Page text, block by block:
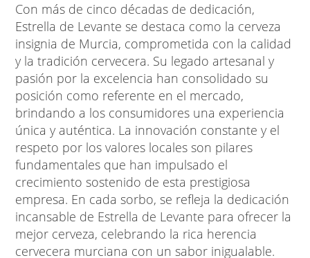
Con más de cinco décadas de dedicación,
Estrella de Levante se destaca como la cerveza
insignia de Murcia, comprometida con la calidad
y la tradición cervecera. Su legado artesanal y
pasión por la excelencia han consolidado su
posición como referente en el mercado,
brindando a los consumidores una experiencia
única y auténtica. La innovación constante y el
respeto por los valores locales son pilares
fundamentales que han impulsado el
crecimiento sostenido de esta prestigiosa
empresa. En cada sorbo, se refleja la dedicación
incansable de Estrella de Levante para ofrecer la
mejor cerveza, celebrando la rica herencia
cervecera murciana con un sabor inigualable.